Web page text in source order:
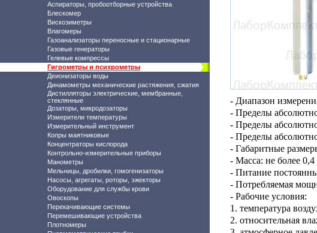
Аспираторы, пробоотборные устройства
Блескомер
Вискозиметры
Влагомеры
Газоанализаторы переносные и стационарные
Газовые генераторы
Гелевые компрессы
Гигрометры и психрометры
Деионизаторы воды
Динамометры механические растяжения, сжатия
Дистилляторы электрические, мембранные,
стеклянные
Дозаторы, микродозаторы
Измерители температуры
Измерительный инструмент
Копры маятниковые
Концентраторы кислорода
Контрольно-измерительные приборы
Манометры
Мельницы, дробилки, гомогенизаторы
Насосы, агрегаты, роторы, эжекторы
Оборудование для службы крови
Овоскопы
Перекачивающие системы
Перемешивающие устройства
Плотномеры
- Диапазон
- Пределы
- Пределы
- Пределы
- Габаритные
- Масса: не более 0,4
- Питание
- Потребляемая
- Рабочие условия:
1. температура
2. относительная